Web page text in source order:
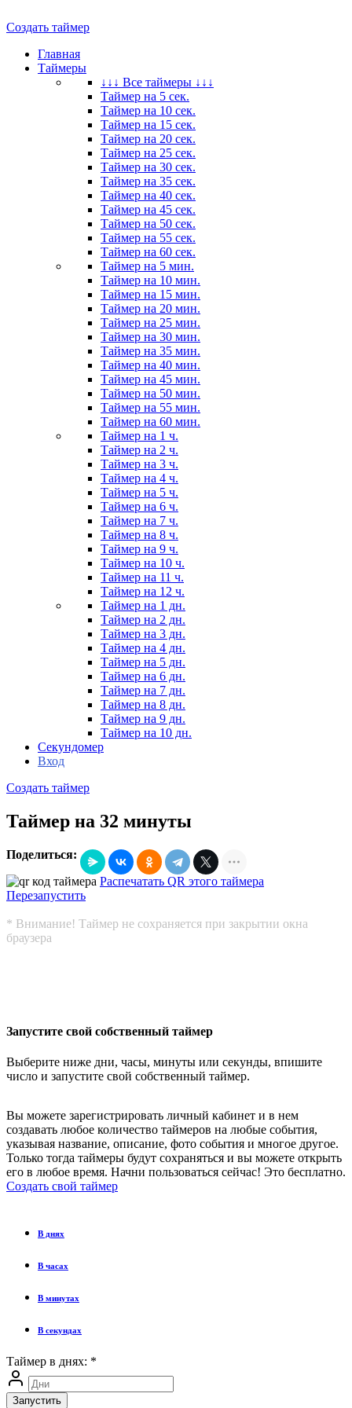
Создать таймер
Главная
Таймеры
↓↓↓ Все таймеры ↓↓↓
Таймер на 5 сек.
Таймер на 10 сек.
Таймер на 15 сек.
Таймер на 20 сек.
Таймер на 25 сек.
Таймер на 30 сек.
Таймер на 35 сек.
Таймер на 40 сек.
Таймер на 45 сек.
Таймер на 50 сек.
Таймер на 55 сек.
Таймер на 60 сек.
Таймер на 5 мин.
Таймер на 10 мин.
Таймер на 15 мин.
Таймер на 20 мин.
Таймер на 25 мин.
Таймер на 30 мин.
Таймер на 35 мин.
Таймер на 40 мин.
Таймер на 45 мин.
Таймер на 50 мин.
Таймер на 55 мин.
Таймер на 60 мин.
Таймер на 1 ч.
Таймер на 2 ч.
Таймер на 3 ч.
Таймер на 4 ч.
Таймер на 5 ч.
Таймер на 6 ч.
Таймер на 7 ч.
Таймер на 8 ч.
Таймер на 9 ч.
Таймер на 10 ч.
Таймер на 11 ч.
Таймер на 12 ч.
Таймер на 1 дн.
Таймер на 2 дн.
Таймер на 3 дн.
Таймер на 4 дн.
Таймер на 5 дн.
Таймер на 6 дн.
Таймер на 7 дн.
Таймер на 8 дн.
Таймер на 9 дн.
Таймер на 10 дн.
Секундомер
Вход
Создать таймер
Таймер на 32 минуты
Поделиться:
Распечатать QR этого таймера
Перезапустить
* Внимание! Таймер не сохраняется при закрытии окна
браузера
Запустите свой собственный таймер
Выберите ниже дни, часы, минуты или секунды, впишите
число и запустите свой собственный таймер.
Вы можете зарегистрировать личный кабинет и в нем
создавать любое количество таймеров на любые события,
указывая название, описание, фото события и многое другое.
Только тогда таймеры будут сохраняться и вы можете открыть
его в любое время. Начни пользоваться сейчас! Это бесплатно.
Создать свой таймер
В днях
В часах
В минутах
В секундах
Таймер в днях: *
Запустить